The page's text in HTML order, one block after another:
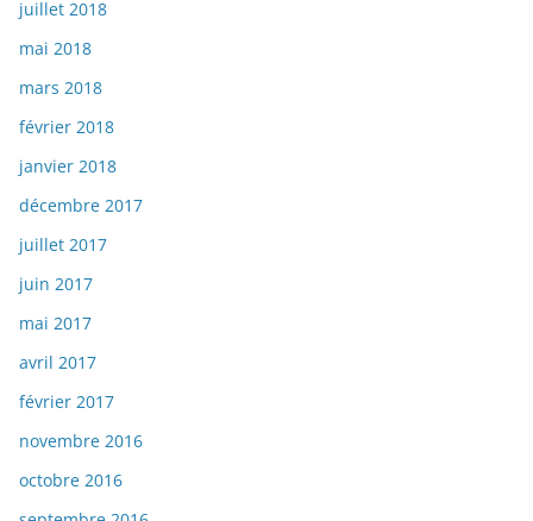
juillet 2018
mai 2018
mars 2018
février 2018
janvier 2018
décembre 2017
juillet 2017
juin 2017
mai 2017
avril 2017
février 2017
novembre 2016
octobre 2016